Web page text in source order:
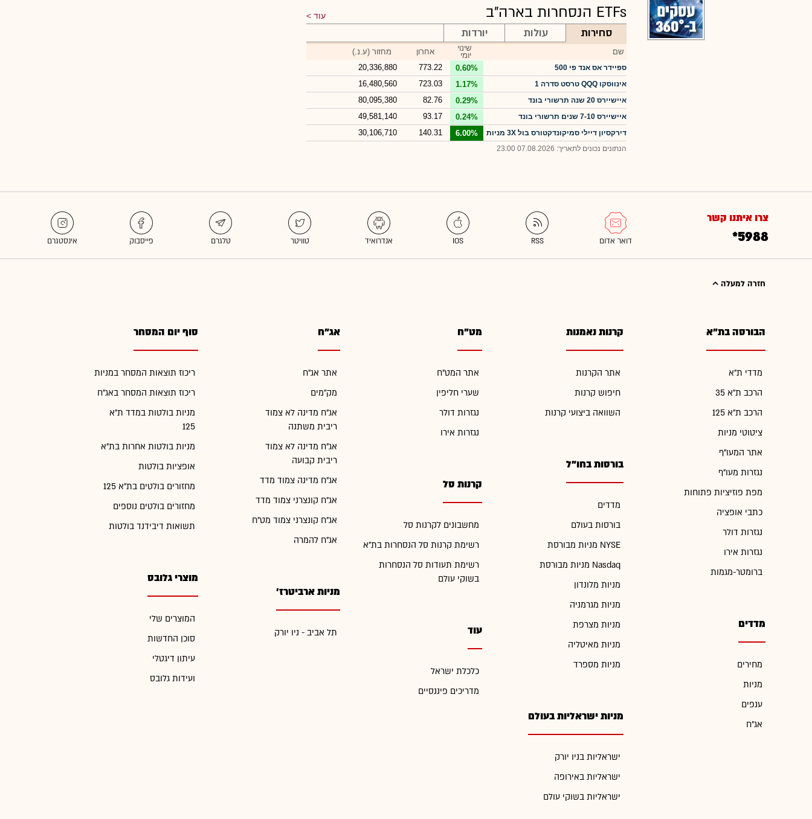
ETFs הנסחרות בארה"ב עוד
סחירות עולות יורדות
שם
שינוי
יומי
אחרון מחזור (ע.נ.)
ספיידר אס אנד פי 500 0.60%
773.22
20,336,880
אינווסקו QQQ טרסט סדרה 1 1.17%
723.03
16,480,560
איישיירס 20 שנה תרשורי בונד 0.29%
82.76
80,095,380
איישיירס 7-10 שנים תרשורי בונד 0.24%
93.17
49,581,140
דירקסיון דיילי סמיקונדקטורס בול 3X מניות 6.00%
140.31
30,106,710
הנתונים נכונים לתאריך: 07.08.2026 23:00
צרו איתנו קשר
*5988
חזרה למעלה
הבורסה בת"א
מדדי ת"א
הרכב ת"א 35
הרכב ת"א 125
ציטוטי מניות
אתר המעו"ף
נגזרות מעו"ף
מפת פוזיציות פתוחות
כתבי אופציה
נגזרות דולר
נגזרות אירו
ברומטר-מגמות
מדדים
מחירים
מניות
ענפים
אג"ח
קרנות נאמנות
אתר הקרנות
חיפוש קרנות
השוואה ביצועי קרנות
בורסות בחו"ל
מדדים
בורסות בעולם
מניות מבורסת NYSE
מניות מבורסת Nasdaq
מניות מלונדון
מניות מגרמניה
מניות מצרפת
מניות מאיטליה
מניות מספרד
מניות ישראליות בעולם
ישראליות בניו יורק
ישראליות באירופה
ישראליות בשוקי עולם
מט"ח
אתר המט"ח
שערי חליפין
נגזרות דולר
נגזרות אירו
קרנות סל
מחשבונים לקרנות סל
רשימת קרנות סל הנסחרות בת"א
רשימת תעודות סל הנסחרות
בשוקי עולם
עוד
כלכלת ישראל
מדריכים פיננסיים
אג"ח
אתר אג"ח
מק"מים
אג"ח מדינה לא צמוד
ריבית משתנה
אג"ח מדינה לא צמוד
ריבית קבועה
אג"ח מדינה צמוד מדד
אג"ח קונצרני צמוד מדד
אג"ח קונצרני צמוד מט"ח
אג"ח להמרה
מניות ארביטרז'
תל אביב - ניו יורק
סוף יום המסחר
ריכוז תוצאות המסחר במניות
ריכוז תוצאות המסחר באג"ח
מניות בולטות במדד ת"א
125
מניות בולטות אחרות בת"א
אופציות בולטות
מחזורים בולטים בת"א 125
מחזורים בולטים נוספים
תשואות דיבידנד בולטות
מוצרי גלובס
המוצרים שלי
סוכן החדשות
עיתון דיגטלי
ועידות גלובס